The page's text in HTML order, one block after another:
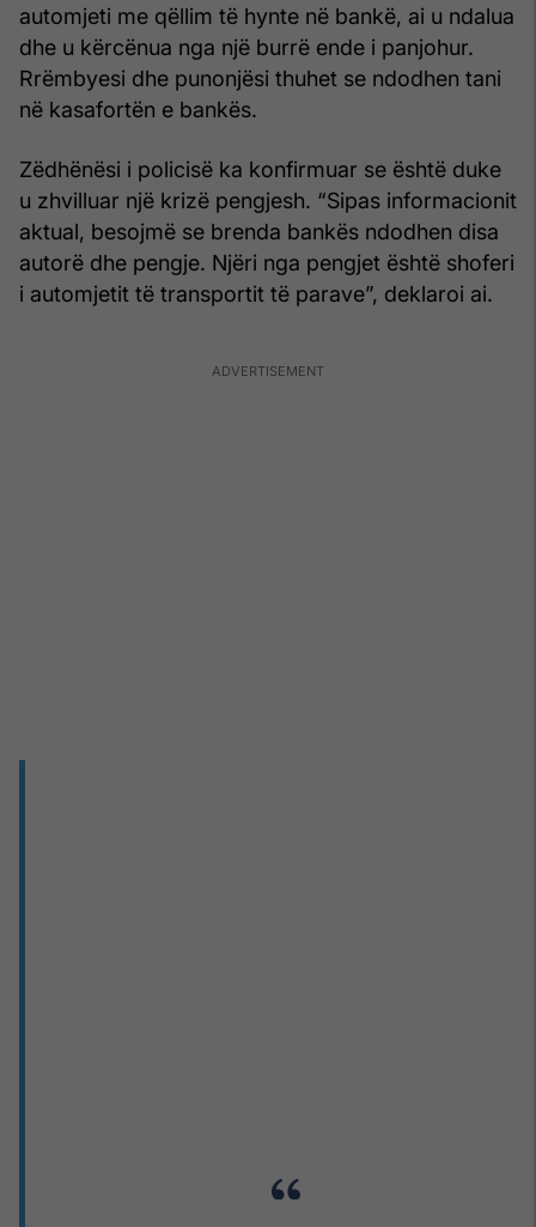
automjeti me qëllim të hynte në bankë, ai u ndalua
dhe u kërcënua nga një burrë ende i panjohur.
Rrëmbyesi dhe punonjësi thuhet se ndodhen tani
në kasafortën e bankës.
Zëdhënësi i policisë ka konfirmuar se është duke
u zhvilluar një krizë pengjesh. “Sipas informacionit
aktual, besojmë se brenda bankës ndodhen disa
autorë dhe pengje. Njëri nga pengjet është shoferi
i automjetit të transportit të parave”, deklaroi ai.